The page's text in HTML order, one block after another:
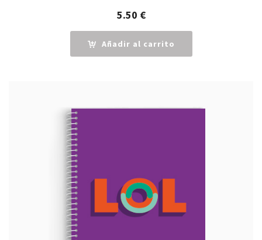
5.50 €
Añadir al carrito